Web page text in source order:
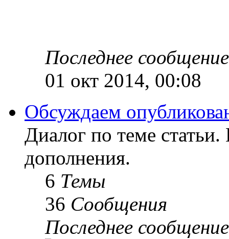
Последнее сообщение
01 окт 2014, 00:08
Обсуждаем
Диалог по теме
дополнения.
6 Темы
36 Сообщения
Последнее сообщение